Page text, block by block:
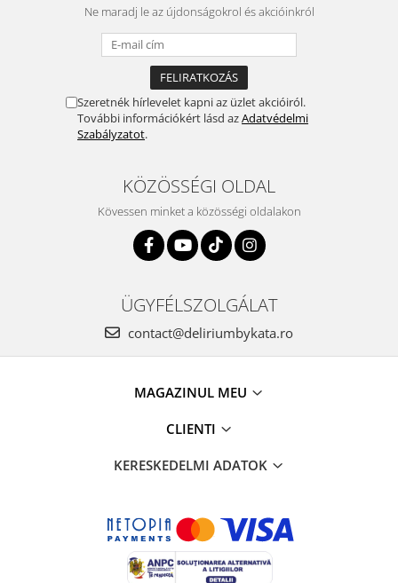
Ne maradj le az újdonságokrol és akcióinkról
Szeretnék hírlevelet kapni az üzlet akcióiról.
További információkért lásd azAdatvédelmi
Szabályzatot.
KÖZÖSSÉGI OLDAL
Kövessen minket a közösségi oldalakon
ÜGYFÉLSZOLGÁLAT
contact@deliriumbykata.ro
MAGAZINUL MEU
CLIENTI
KERESKEDELMI ADATOK